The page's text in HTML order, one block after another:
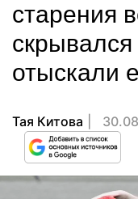
старения
отыскали
Тая Китова